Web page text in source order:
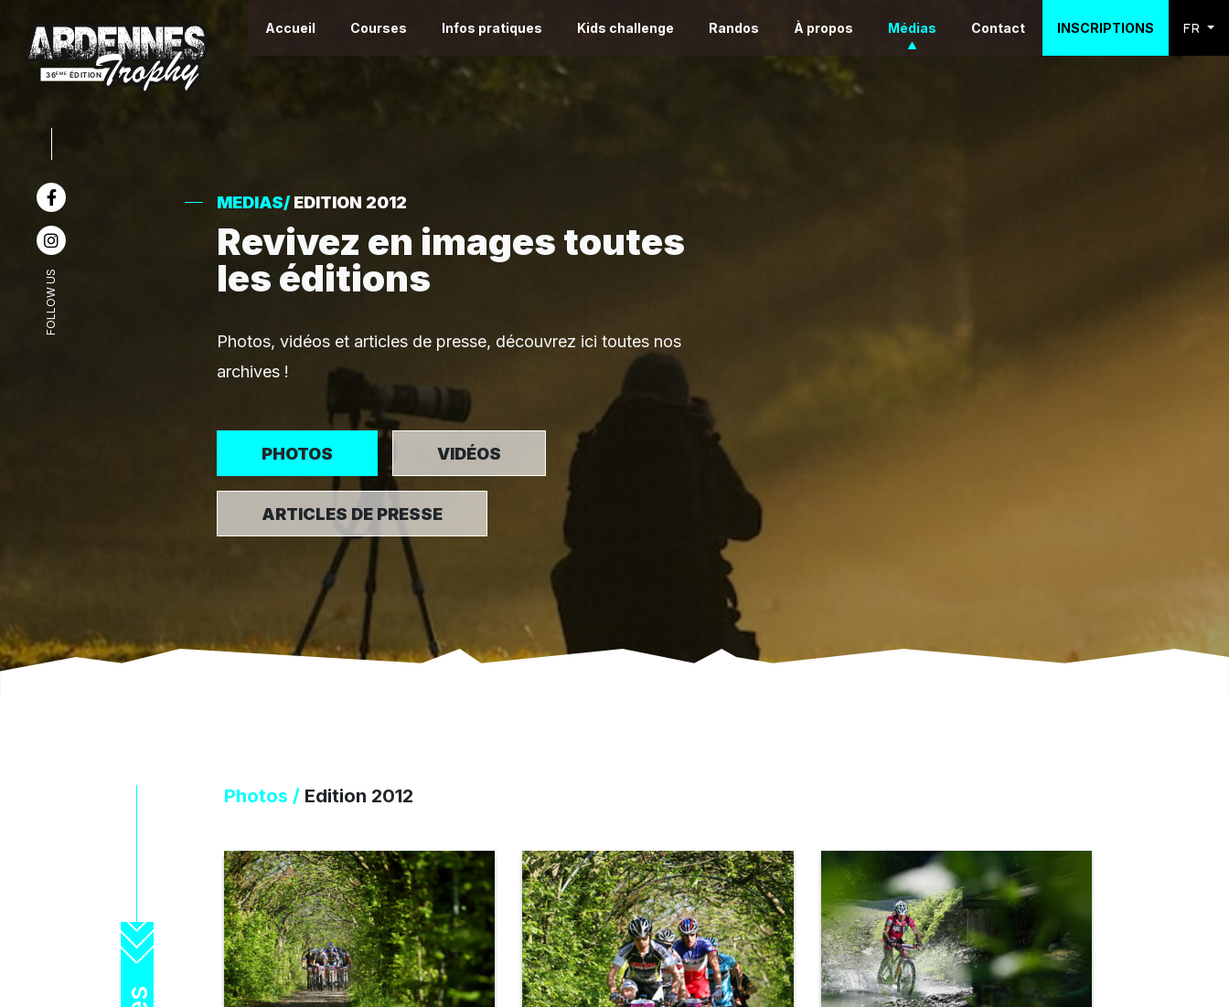
INSCRIPTIONS FR
Accueil Courses Infos pratiques Kids challenge Randos À propos Médias Contact
FOLLOW US
MEDIAS/EDITION 2012
Revivez en images toutes
les éditions
Photos, vidéos et articles de presse, découvrez ici toutes nos
archives !
PHOTOS VIDÉOS
ARTICLES DE PRESSE
Photos / Edition 2012